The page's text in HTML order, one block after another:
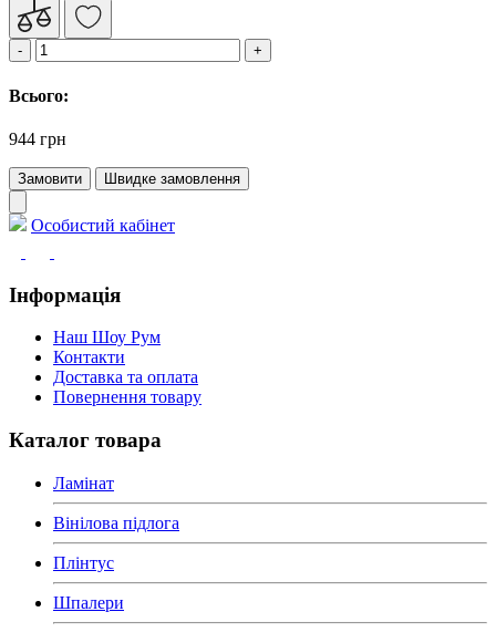
Всього:
944 грн
Замовити Швидке замовлення
Особистий кабінет
Інформація
Наш Шоу Рум
Контакти
Доставка та оплата
Повернення товару
Каталог товара
Ламінат
Вінілова підлога
Плінтус
Шпалери